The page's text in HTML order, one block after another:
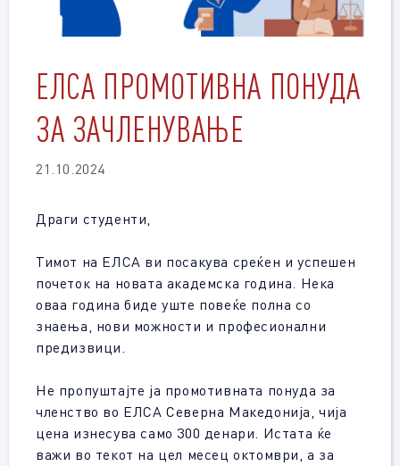
ЕЛСА ПРОМОТИВНА ПОНУДА
ЗА ЗАЧЛЕНУВАЊЕ
21.10.2024
Драги студенти,
Тимот на ЕЛСА ви посакува среќен и успешен
почеток на новата академска година. Нека
оваа година биде уште повеќе полна со
знаења, нови можности и професионални
предизвици.
Не пропуштајте ја промотивната понуда за
членство во ЕЛСА Северна Македонија, чија
цена изнесува само 300 денари. Истата ќе
важи во текот на цел месец октомври, а за